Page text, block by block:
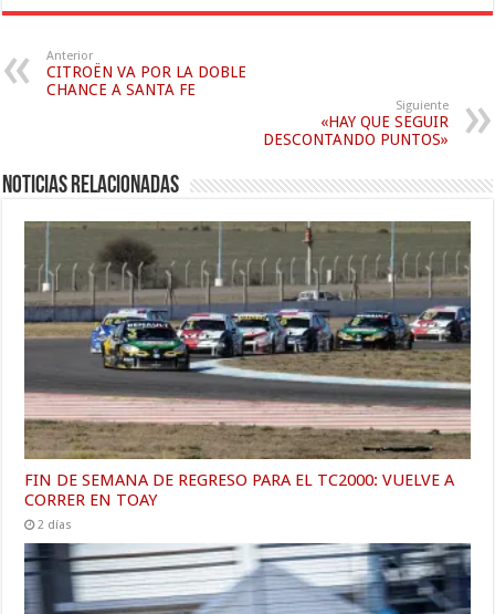
Anterior
CITROËN VA POR LA DOBLE
CHANCE A SANTA FE
Siguiente
«HAY QUE SEGUIR
DESCONTANDO PUNTOS»
Noticias relacionadas
FIN DE SEMANA DE REGRESO PARA EL TC2000: VUELVE A
CORRER EN TOAY
2 días